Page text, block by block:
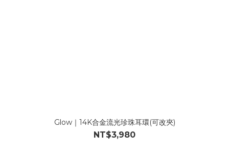
Glow｜14K合金流光珍珠耳環(可改夾)
NT$3,980